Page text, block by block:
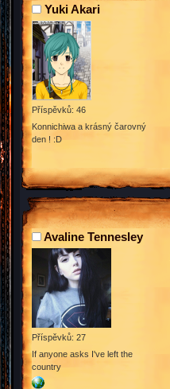
Yuki Akari
Příspěvků: 46
Konnichiwa a krásný čarovný
den ! :D
Avaline Tennesley
Příspěvků: 27
If anyone asks I've left the
country